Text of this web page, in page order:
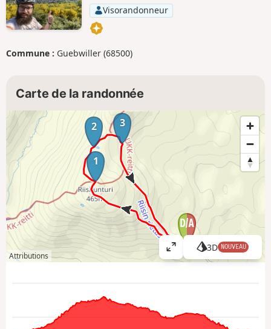
Visorandonneur
Commune : Guebwiller (68500)
Carte de la randonnée
1
2 3
Attributions
A
ff
e
3D NOUVEAU